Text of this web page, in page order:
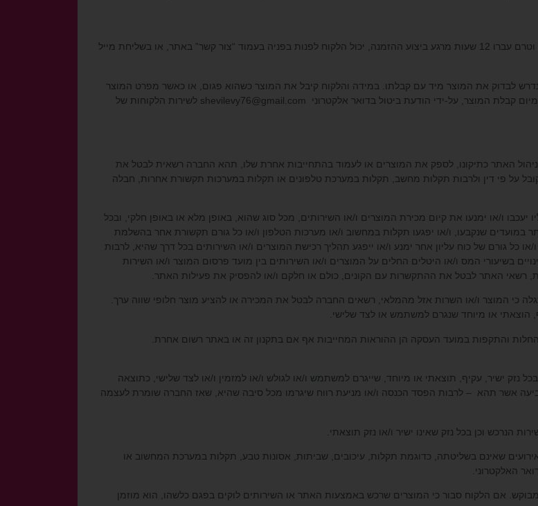
7.1. ביטול עסקה/מכירה ע”י לקוח: במידה ולקוח מעוניין לבטל עסקה/מכירה וטרם עברו 12 שעות מרגע ביצוע ההזמנה, יכול הלקוח לפנות בפניה בעמוד “צור קשר” באתר, או בשליחת מייל
לבדוק את המוצר מיד עם קבלתו. במידה והלקוח קיבל את המוצר כשהוא פגום, או כאשר מפרט המוצר
shevilevy76@gmail.com לשירות הלקוחות של
ניהול האתר כתיקונו, לספק את המוצרים או לעמוד בהתחייבות אחרת שלו, תהא החברה רשאית לבטל את
על פי דין ולרבות תקלות מחשב, תקלות במערכת טלפונים או תקלות במערכות תקשורת אחרות, חבלה
יעכבו ו/או ימנעו את קיום מכירת המוצרים ו/או השירותים, מכל סוג שהוא, באופן מלא או באופן חלקי, ובכל
שנקבעו, ו/או יפגעו תקלות במחשוב ו/או מערכות הטלפון ו/או כל גורם תקשורת אחר בהשלמת
כל גורם של כוח עליון אחר ימנע ו/או ייפגע תהליך רכישת המוצרים ו/או השירותים בכל דרך שהיא, לרבות
בשיעורי המס ו/או היטלים החלים על המוצרים ו/או השירותים בין מועד פרסום המוצר ו/או השירות
רשאי האתר לבטל את ההתקשרות עם הקונים, כולם או חלקם ו/או להפסיק את פעילות האתר.
כי המוצר ו/או השרות אזל מהמלאי, רשאים החברה לבטל את המכירה או להציע מוצר חלופי שווה ערך.
הוצאתי או מיוחד שנגרם למשתמש או לצד שלישי.
נזק ישיר, עקיף, תוצאתי או מיוחד, שייגרם למשתמש ו/או לגולש ו/או למזמין ו/או לצד שלישי, כתוצאה
אשר תהא – לרבות הפסד הכנסה ו/או מניעת רווח שיגרמו מכל סיבה שהיא, שאז החברה שומרת לעצמה
שאינם בשליטתה, כדוגמת תקלות, עיכובים, שביתות, אסונות טבע, תקלות במערכת המחשוב או
האלקטרוני.
אם הלקוח סבור כי המוצרים שרכש באמצעות האתר או השירותים לוקים בפגם כלשהו, הוא מוזמן